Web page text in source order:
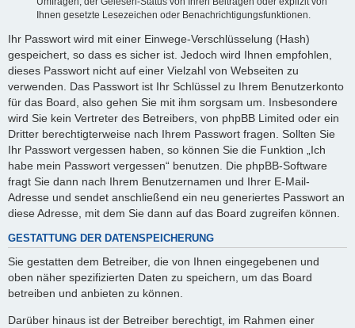
Ihnen gesetzte Lesezeichen oder Benachrichtigungsfunktionen.
Ihr Passwort wird mit einer Einwege-Verschlüsselung (Hash)
gespeichert, so dass es sicher ist. Jedoch wird Ihnen empfohlen,
dieses Passwort nicht auf einer Vielzahl von Webseiten zu
verwenden. Das Passwort ist Ihr Schlüssel zu Ihrem Benutzerkonto
für das Board, also gehen Sie mit ihm sorgsam um. Insbesondere
wird Sie kein Vertreter des Betreibers, von phpBB Limited oder ein
Dritter berechtigterweise nach Ihrem Passwort fragen. Sollten Sie
Ihr Passwort vergessen haben, so können Sie die Funktion „Ich
habe mein Passwort vergessen“ benutzen. Die phpBB-Software
fragt Sie dann nach Ihrem Benutzernamen und Ihrer E-Mail-
Adresse und sendet anschließend ein neu generiertes Passwort an
diese Adresse, mit dem Sie dann auf das Board zugreifen können.
GESTATTUNG DER DATENSPEICHERUNG
Sie gestatten dem Betreiber, die von Ihnen eingegebenen und
oben näher spezifizierten Daten zu speichern, um das Board
betreiben und anbieten zu können.
Darüber hinaus ist der Betreiber berechtigt, im Rahmen einer